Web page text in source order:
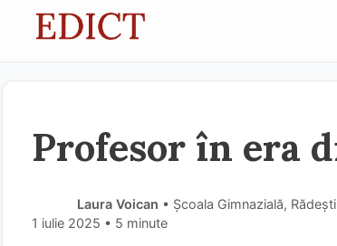
Profesor în era
Laura Voican • Școala Gimnazială,
1 iulie 2025 • 5 minute